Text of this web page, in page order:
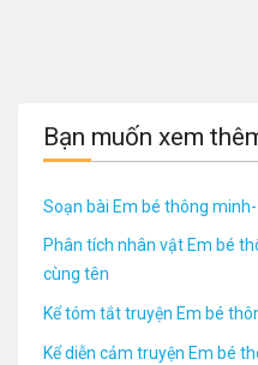
Bạn muốn xem
Soạn bài Em bé thông
Phân tích nhân vật Em bé
cùng tên
Kể tóm tắt truyện Em bé
Kể diễn cảm truyện Em bé